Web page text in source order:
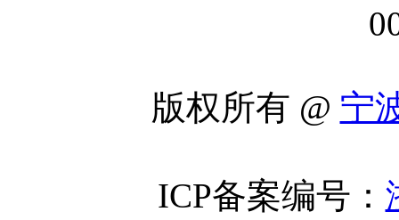
版权所有 @ 宁
ICP备案编号：